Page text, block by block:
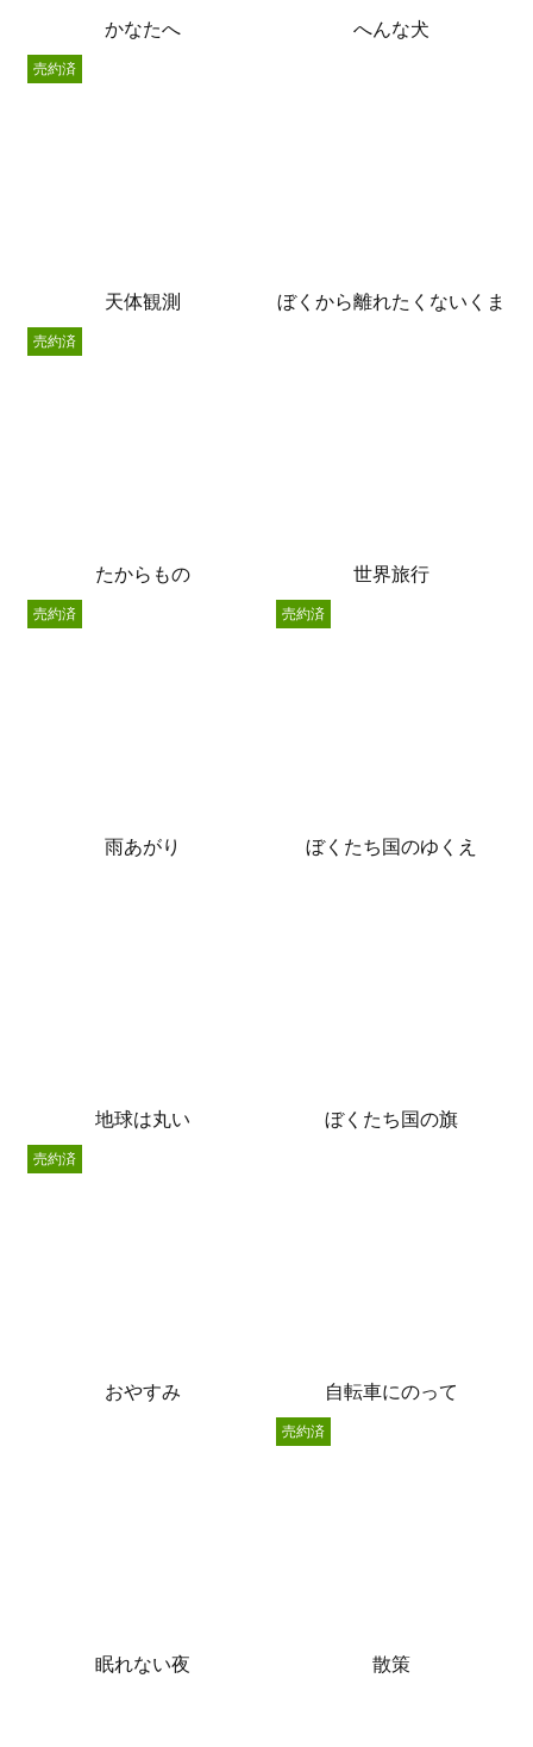
かなたへ へんな犬
天体観測
売約済
ぼくから離れたくないくま
たからもの
売約済
世界旅行
雨あがり
売約済
ぼくたち国のゆくえ
売約済
地球は丸い ぼくたち国の旗
おやすみ
売約済
自転車にのって
眠れない夜 散策
売約済